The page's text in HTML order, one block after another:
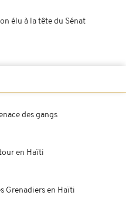
élu à la tête du Sénat
des gangs
en Haïti
Grenadiers en Haïti